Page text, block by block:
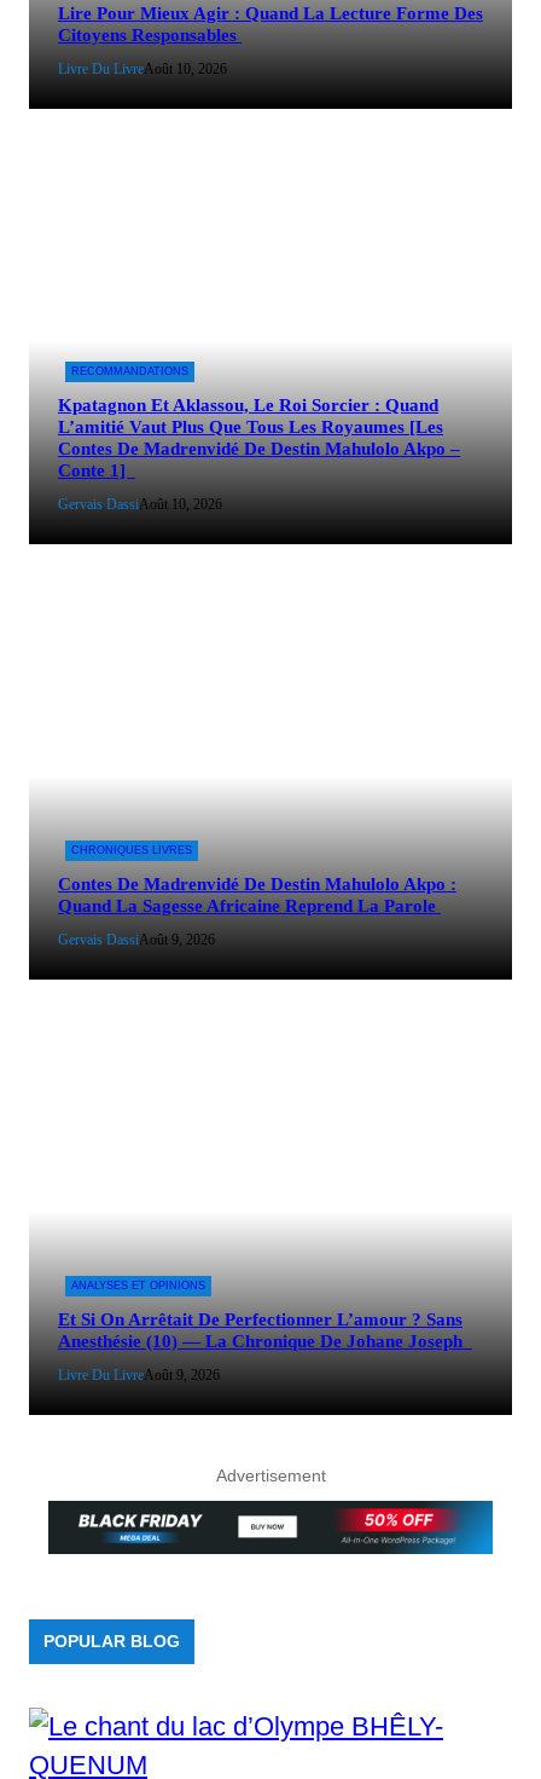
Lire Pour Mieux Agir : Quand La Lecture Forme Des
Citoyens Responsables
Livre Du LivreAoût 10, 2026
RECOMMANDATIONS
Kpatagnon Et Aklassou, Le Roi Sorcier : Quand
L’amitié Vaut Plus Que Tous Les Royaumes [Les
Contes De Madrenvidé De Destin Mahulolo Akpo –
Conte 1]
Gervais DassiAoût 10, 2026
CHRONIQUES LIVRES
Contes De Madrenvidé De Destin Mahulolo Akpo :
Quand La Sagesse Africaine Reprend La Parole
Gervais DassiAoût 9, 2026
ANALYSES ET OPINIONS
Et Si On Arrêtait De Perfectionner L’amour ? Sans
Anesthésie (10) — La Chronique De Johane Joseph
Livre Du LivreAoût 9, 2026
Advertisement
POPULAR BLOG